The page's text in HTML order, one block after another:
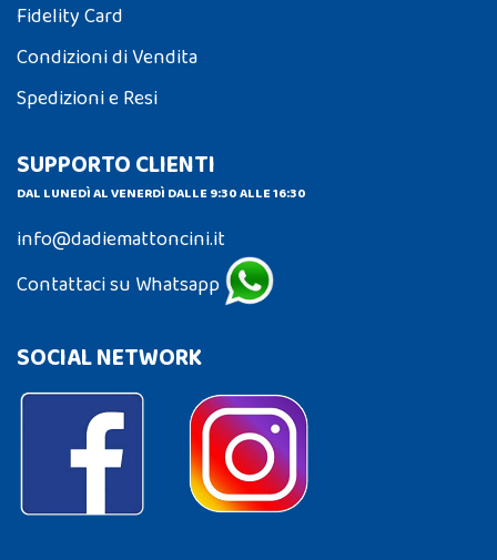
Fidelity Card
Condizioni di Vendita
Spedizioni e Resi
SUPPORTO CLIENTI
DAL LUNEDÌ AL VENERDÌ DALLE 9:30 ALLE 16:30
info@dadiemattoncini.it
Contattaci su Whatsapp
SOCIAL NETWORK